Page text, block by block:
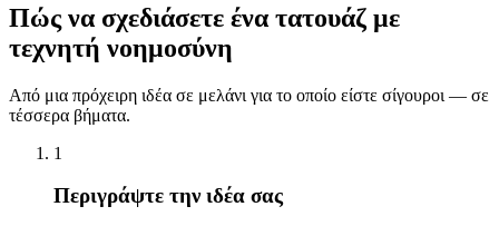
Πώς να σχεδιάσετε ένα τατουάζ με
τεχνητή νοημοσύνη
Από μια πρόχειρη ιδέα σε μελάνι για το οποίο είστε σίγουροι — σε
τέσσερα βήματα.
1
Περιγράψτε την ιδέα σας